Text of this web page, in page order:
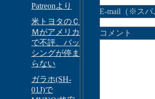
Patreonより
米トヨタのＣ
Ｍがアメリカ
で不評、バッ
シングが停ま
らない
ガラホ(SH-
01J)で
E-mail（※スパ
コメント